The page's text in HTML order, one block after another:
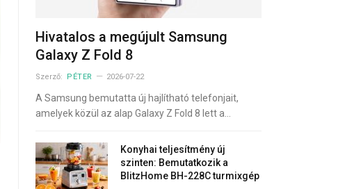
Hivatalos a megújult Samsung
Galaxy Z Fold 8
Szerző: PÉTER 2026-07-22
A Samsung bemutatta új hajlítható telefonjait,
amelyek közül az alap Galaxy Z Fold 8 lett a…
Konyhai teljesítmény új
szinten: Bemutatkozik a
BlitzHome BH-228C turmixgép